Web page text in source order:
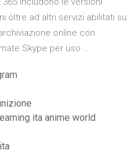
oltre ad altri servizi abilitati su
online con
Skype per uso …
ita anime world